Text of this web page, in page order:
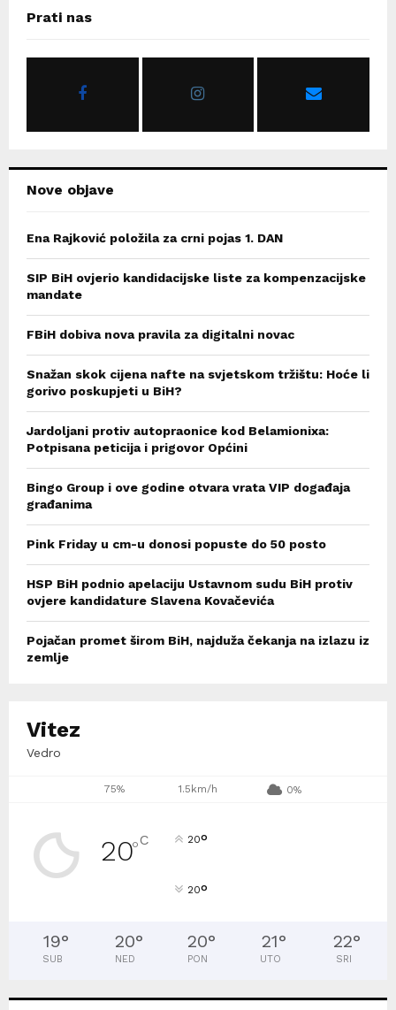
h
o
Prati nas
Nove objave
Ena Rajković položila za crni pojas 1. DAN
SIP BiH ovjerio kandidacijske liste za kompenzacijske
mandate
FBiH dobiva nova pravila za digitalni novac
Snažan skok cijena nafte na svjetskom tržištu: Hoće li
gorivo poskupjeti u BiH?
Jardoljani protiv autopraonice kod Belamionixa:
Potpisana peticija i prigovor Općini
Bingo Group i ove godine otvara vrata VIP događaja
građanima
Pink Friday u cm-u donosi popuste do 50 posto
HSP BiH podnio apelaciju Ustavnom sudu BiH protiv
ovjere kandidature Slavena Kovačevića
Pojačan promet širom BiH, najduža čekanja na izlazu iz
zemlje
Vitez
Vedro
75% 1.5km/h 0%
20°C 20°
20°
19°
SUB
20°
NED
20°
PON
21°
UTO
22°
SRI